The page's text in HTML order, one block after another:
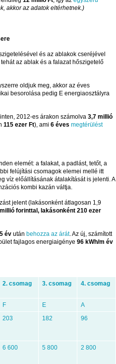
akkor az adatok eltérhetnek.)
és az ablakok cseréjével
az ablak és a falazat hőszigetelő
oldjuk meg, akkor az éves
besorolása pedig E energiaosztályra
2012-es árakon számolva 3,7 millió
115 ezer Ft), ami 6 éves megtérülést
elemét: a falakat, a padlást, tetőt, a
felújítási csomagok elemei mellé itt
víz előállításának átalakítását is jelenti. A
kombi kazán váltja.
jelent (lakásonként átlagosan 1,9
forinttal, lakásonként 210 ezer
5 év után behozza az árát. Az új, számított
fajlagos energiaigénye 96 kWh/m év
2. csomag 3. csomag 4. csomag
F E
A
203 182 96
6 600 5 800 2 800